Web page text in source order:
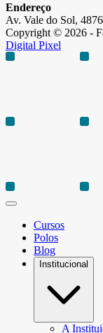
Endereço
Av. Vale do Sol,
Copyright © 2026 -
Digital Pixel
Cursos
Polos
Blog
Institucional
A